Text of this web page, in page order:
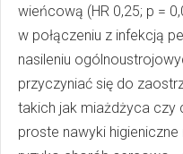
wieńcową (HR 0,25; p =
w połączeniu z infekcją
nasileniu
przyczyniać się do
takich jak miażdżyca czy
proste nawyki